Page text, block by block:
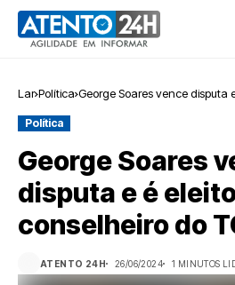
Lar Política George Soares vence disputa
Política
George Soares
disputa e é
conselheiro do
ATENTO 24H 26/06/2024 1 MINUTOS